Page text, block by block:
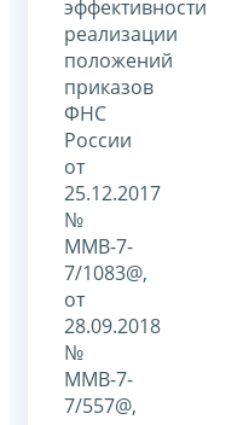
эффективности
реализации
положений
приказов
ФНС
России
от
25.12.2017
№
ММВ-7-
7/1083@,
от
28.09.2018
№
ММВ-7-
7/557@,